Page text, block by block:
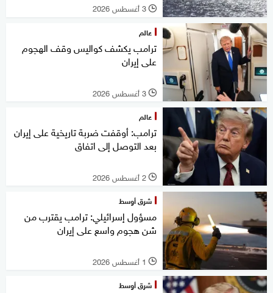
l 3 أغسطس 2026
عالم
ترامب يكشف كواليس وقف الهجوم
على إيران
l 3 أغسطس 2026
عالم
ترامب: أوقفت ضربة تاريخية على إيران
بعد التوصل إلى اتفاق
l 2 أغسطس 2026
شرق أوسط
مسؤول إسرائيلي: ترامب يقترب من
شن هجوم واسع على إيران
l 1 أغسطس 2026
شرق أوسط